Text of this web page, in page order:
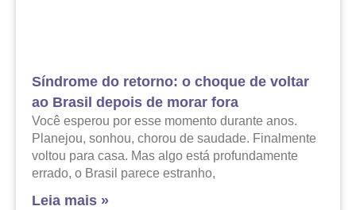
Síndrome do retorno: o choque de voltar
ao Brasil depois de morar fora
Você esperou por esse momento durante anos.
Planejou, sonhou, chorou de saudade. Finalmente
voltou para casa. Mas algo está profundamente
errado, o Brasil parece estranho,
Leia mais »